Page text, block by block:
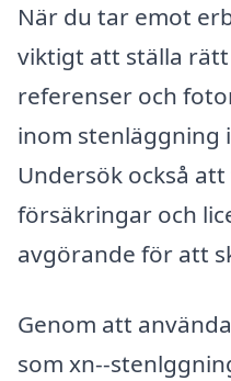
När du tar emot
viktigt att ställa
referenser och
inom stenläggning
Undersök också
försäkringar och
avgörande för att
Genom att
som xn--